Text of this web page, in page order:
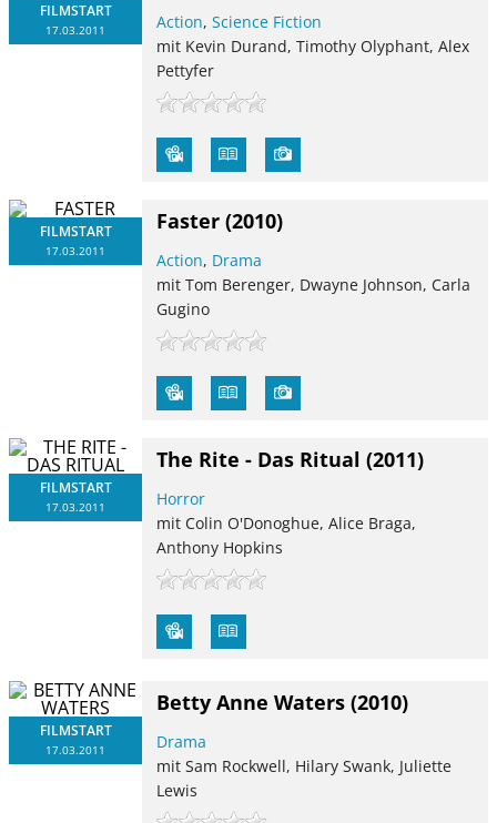
FILMSTART
17.03.2011 Action,Science Fiction
mit Kevin Durand, Timothy Olyphant, Alex
Pettyfer
FILMSTART
17.03.2011
Faster (2010)
Action, Drama
mit Tom Berenger, Dwayne Johnson, Carla
Gugino
FILMSTART
17.03.2011
The Rite - Das Ritual (2011)
Horror
mit Colin O'Donoghue, Alice Braga,
Anthony Hopkins
FILMSTART
17.03.2011
Betty Anne Waters (2010)
Drama
mit Sam Rockwell, Hilary Swank, Juliette
Lewis